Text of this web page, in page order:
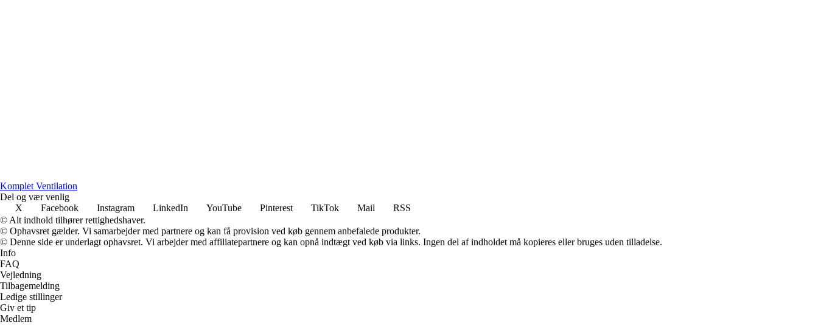
Komplet Ventilation
Del og vær venlig
X
Facebook Instagram LinkedIn YouTube Pinterest TikTok Mail
RSS
© Alt indhold tilhører rettighedshaver.
© Ophavsret gælder. Vi samarbejder med partnere og kan få provision ved køb gennem anbefalede produkter.
© Denne side er underlagt ophavsret. Vi arbejder med affiliatepartnere og kan opnå indtægt ved køb via links. Ingen del af indholdet må kopieres eller bruges uden tilladelse.
Info
FAQ
Vejledning
Tilbagemelding
Ledige stillinger
Giv et tip
Medlem